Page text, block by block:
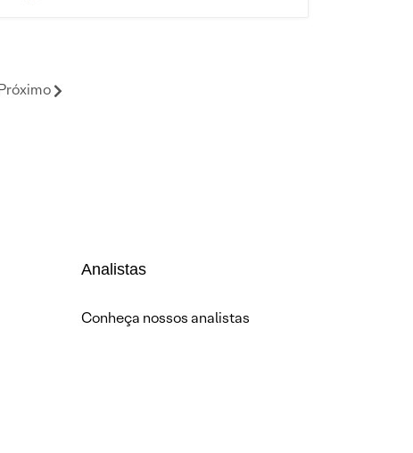
Analistas
Conheça nossos analistas